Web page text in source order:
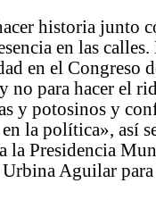
historia junto
en las
en el Congreso
no para hacer el
y potosinos y
la política», así
la Presidencia
Aguilar